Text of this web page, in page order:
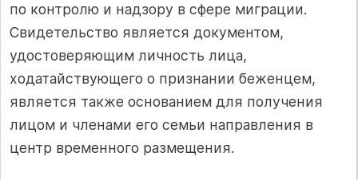
по контролю и надзору в сфере миграции.
Свидетельство является документом,
удостоверяющим личность лица,
ходатайствующего о признании беженцем,
является также основанием для получения
лицом и членами его семьи направления в
центр временного размещения.